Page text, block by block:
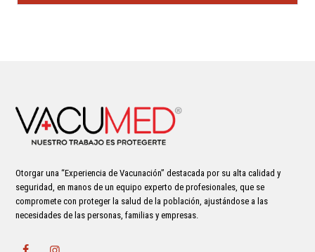
Otorgar una “Experiencia de Vacunación” destacada por su alta calidad y
seguridad, en manos de un equipo experto de profesionales, que se
compromete con proteger la salud de la población, ajustándose a las
necesidades de las personas, familias y empresas.